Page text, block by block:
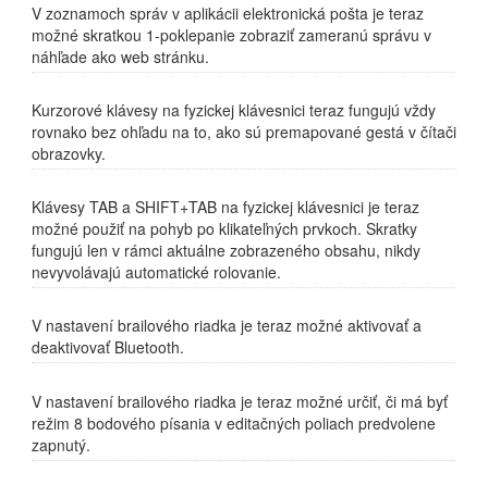
V zoznamoch správ v aplikácii elektronická pošta je teraz
možné skratkou 1-poklepanie zobraziť zameranú správu v
náhľade ako web stránku.
Kurzorové klávesy na fyzickej klávesnici teraz fungujú vždy
rovnako bez ohľadu na to, ako sú premapované gestá v čítači
obrazovky.
Klávesy TAB a SHIFT+TAB na fyzickej klávesnici je teraz
možné použiť na pohyb po klikateľných prvkoch. Skratky
fungujú len v rámci aktuálne zobrazeného obsahu, nikdy
nevyvolávajú automatické rolovanie.
V nastavení brailového riadka je teraz možné aktivovať a
deaktivovať Bluetooth.
V nastavení brailového riadka je teraz možné určiť, či má byť
režim 8 bodového písania v editačných poliach predvolene
zapnutý.